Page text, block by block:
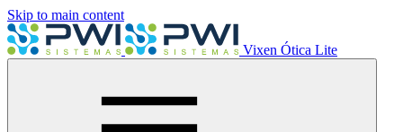
Skip to main content
Vixen Ótica Lite